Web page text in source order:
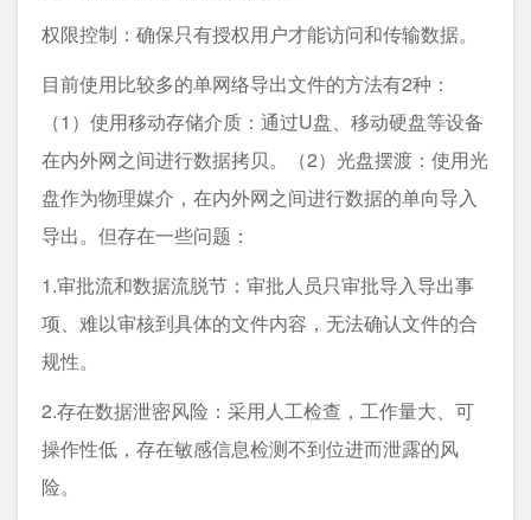
权限控制：确保只有授权用户才能访问和传输数据。
目前使用比较多的单网络导出文件的方法有2种：
（1）使用移动存储介质：通过U盘、移动硬盘等设备
在内外网之间进行数据拷贝。（2）光盘摆渡：使用光
盘作为物理媒介，在内外网之间进行数据的单向导入
导出。但存在一些问题：
1.审批流和数据流脱节：审批人员只审批导入导出事
项、难以审核到具体的文件内容，无法确认文件的合
规性。
2.存在数据泄密风险：采用人工检查，工作量大、可
操作性低，存在敏感信息检测不到位进而泄露的风
险。